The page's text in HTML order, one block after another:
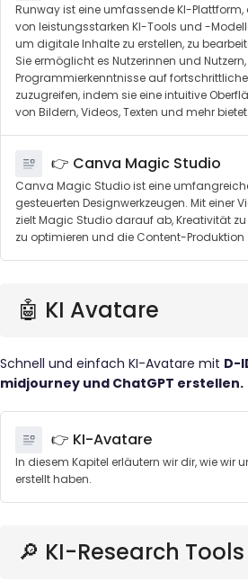
Runway ist eine umfassende KI-Plattform,
von leistungsstarken KI-Tools und -
um digitale Inhalte zu erstellen, zu
Sie ermöglicht es Nutzerinnen und
Programmierkenntnisse auf
zuzugreifen, indem sie eine intuitive
von Bildern, Videos, Texten und mehr bietet.
👉 Canva Magic Studio
Canva Magic Studio ist eine
gesteuerten Designwerkzeugen. Mit einer
zielt Magic Studio darauf ab, Kreativität
zu optimieren und die Content-Produktion
🤖 KI Avatare
Schnell und einfach KI-Avatare mit D-
midjourney und ChatGPT erstellen.
👉 KI-Avatare
In diesem Kapitel erläutern wir dir, wie wir
erstellt haben.
🔎 KI-Research Tools